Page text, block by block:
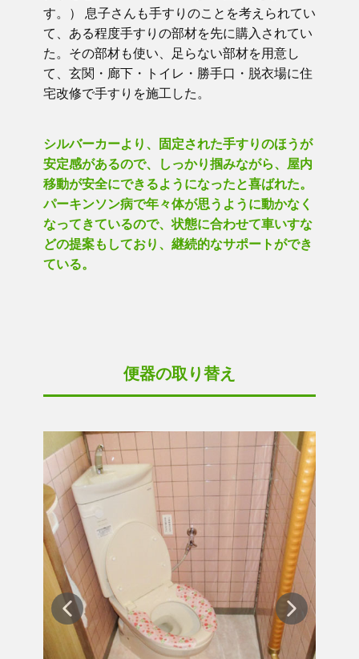
す。） ​息子さんも手すりのことを考えられてい
て、ある程度手すりの部材を先に購入されてい
た。その部材も使い、足らない部材を用意し
て、玄関・廊下・トイレ・勝手口・脱衣場に住
宅改修で手すりを施工した。
シルバーカーより、固定された手すりのほうが
安定感があるので、しっかり掴みながら、屋内
移動が安全にできるようになったと喜ばれた。
パーキンソン病で年々体が思うように動かなく
なってきているので、状態に合わせて車いすな
どの提案もしており、継続的なサポートができ
ている。
便器の取り替え